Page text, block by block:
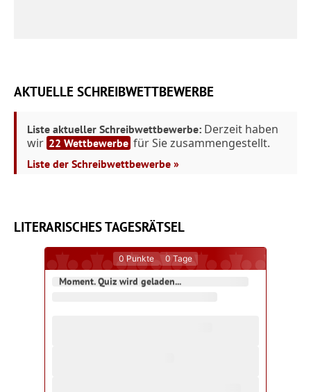
AKTUELLE SCHREIBWETTBEWERBE
Liste aktueller Schreibwettbewerbe: Derzeit haben
wir 22 Wettbewerbe für Sie zusammengestellt.
Liste der Schreibwettbewerbe »
LITERARISCHES TAGESRÄTSEL
0 Punkte 0 Tage
Moment. Quiz wird geladen...